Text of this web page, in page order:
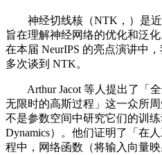
神经切线核（NTK，）是近
旨在理解神经网络的优化和泛
在本届 NeurIPS 的亮点演讲中
多次谈到 NTK。
Arthur Jacot 等人提出了「全
无限时的高斯过程」这一众所
不是参数空间中研究它们的训
Dynamics）。他们证明了「在
程中，网络函数（将输入向量